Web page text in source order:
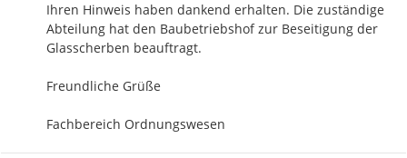
Ihren Hinweis haben dankend erhalten. Die zuständige
Abteilung hat den Baubetriebshof zur Beseitigung der
Glasscherben beauftragt.
Freundliche Grüße
Fachbereich Ordnungswesen